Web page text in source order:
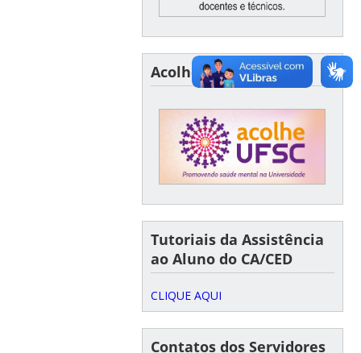
Acolhe UFSC
Tutoriais da Assistência
ao Aluno do CA/CED
CLIQUE AQUI
Contatos dos Servidores